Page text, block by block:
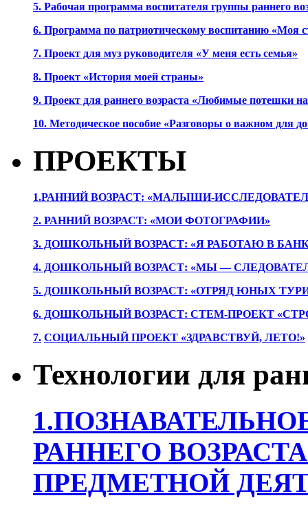
5. Рабочая программа воспитателя группы раннего
6. Программа по патриотическому воспитанию «Моя
7. Проект для муз руководителя «У меня есть семья»
8. Проект «История моей страны»
9. Проект для раннего возраста «Любимые потешки
10. Методическое пособие «Разговоры о важном для
ПРОЕКТЫ
1.РАННИЙ ВОЗРАСТ: «МАЛЫШИ-
2. РАННИЙ ВОЗРАСТ: «МОИ ФОТОГРАФИИ»
3. ДОШКОЛЬНЫЙ ВОЗРАСТ: «Я РАБОТАЮ В
4. ДОШКОЛЬНЫЙ ВОЗРАСТ: «МЫ —
5. ДОШКОЛЬНЫЙ ВОЗРАСТ: «ОТРЯД ЮНЫХ
6. ДОШКОЛЬНЫЙ ВОЗРАСТ: СТЕМ-ПРОЕКТ
7. СОЦИАЛЬНЫЙ ПРОЕКТ «ЗДРАВСТВУЙ, ЛЕТО!»
Технологии для
РАННЕГО
ПРЕДМЕТНОЙ